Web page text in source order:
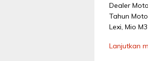
Dealer
Tahun
Lexi, Mio
Lanjutkan